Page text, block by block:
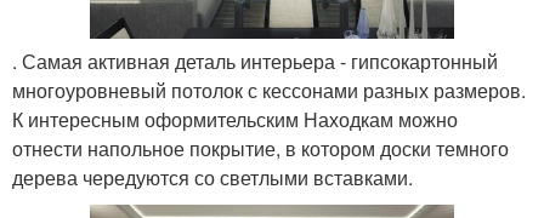
. Самая активная деталь интерьера - гипсокартонный
многоуровневый потолок с кессонами разных размеров.
К интересным оформительским Находкам можно
отнести напольное покрытие, в котором доски темного
дерева чередуются со светлыми вставками.